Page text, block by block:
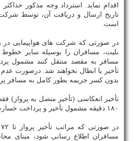
تاریخ ارسال و دریافت آن، توسط شرکت
است.
در صورتی که شرکت های هواپیمایی در
بلیت، مسافران را بوسیله سایر
مسافر به مقصد منتقل کنند مشمول
تأخیر یا ابطال نخواهند شد. درصورت
بدون کسر جریمه بطور کامل به مسافر
تأخیر انعکاسی (تأخیر متصل به پرواز)
۱۸۰ دقیقه مشمول تأخیر و پرداخت خسارت آن نخواهد بود.
مسافران اطلاع رسانی شود، مبنای